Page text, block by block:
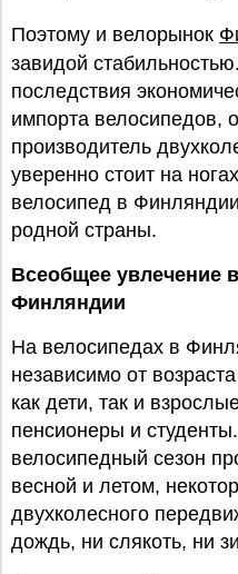
Поэтому и велорынок
завидой
последствия
импорта велосипедов,
производитель
уверенно стоит на
велосипед в
родной страны.
Всеобщее увлечение
Финляндии
На велосипедах в
независимо от
как дети, так и
пенсионеры и
велосипедный сезон
весной и летом,
двухколесного
дождь, ни слякоть, ни